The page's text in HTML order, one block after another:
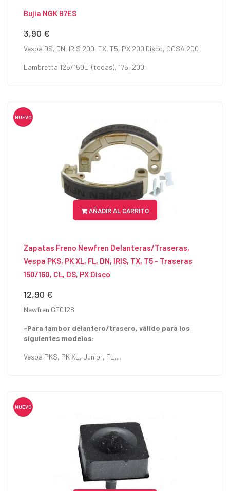
Bujía NGK B7ES
Precio
3,90 €
Vespa DS, DN, IRIS 200, TX, T5, PX 200 Disco, COSA 200
Lambretta 125/150LI (todas), 175, 200.
NUEVO
AÑADIR AL CARRITO
Zapatas Freno Newfren Delanteras/traseras,
Vespa PKS, PK XL, FL, DN, IRIS, TX, T5 - Traseras
150/160, CL, DS, PX Disco
Precio
12,90 €
Newfren GF0128
-Para tambor delantero/trasero, válido para los
siguientes modelos:
Vespa PKS, PK XL, Junior, FL,...
NUEVO